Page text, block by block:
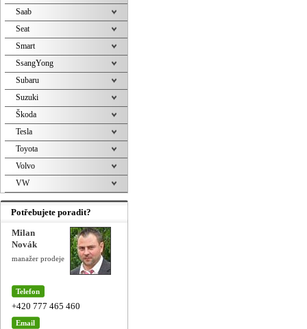
Saab
Seat
Smart
SsangYong
Subaru
Suzuki
Škoda
Tesla
Toyota
Volvo
VW
Potřebujete poradit?
Milan
Novák
manažer prodeje
Telefon
+420 777 465 460
Email